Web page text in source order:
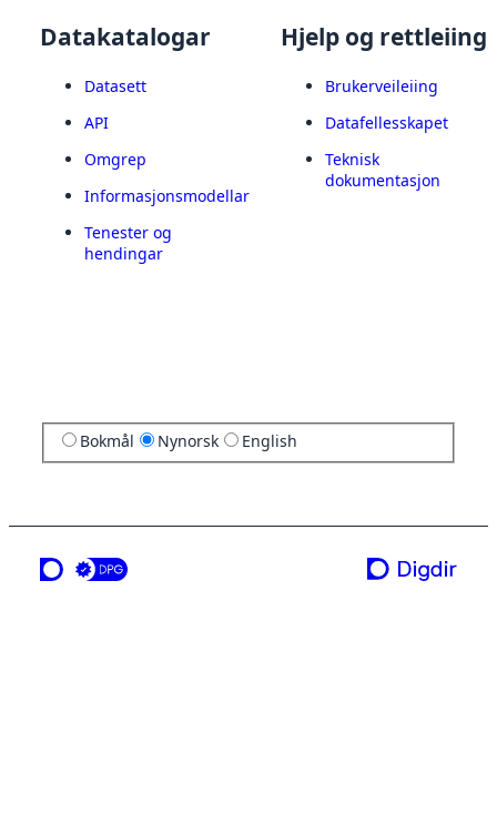
Datakatalogar
Datasett
API
Omgrep
Informasjonsmodellar
Tenester og
hendingar
Hjelp og rettleiing
Brukerveileiing
Datafellesskapet
Teknisk
dokumentasjon
Bokmål Nynorsk English